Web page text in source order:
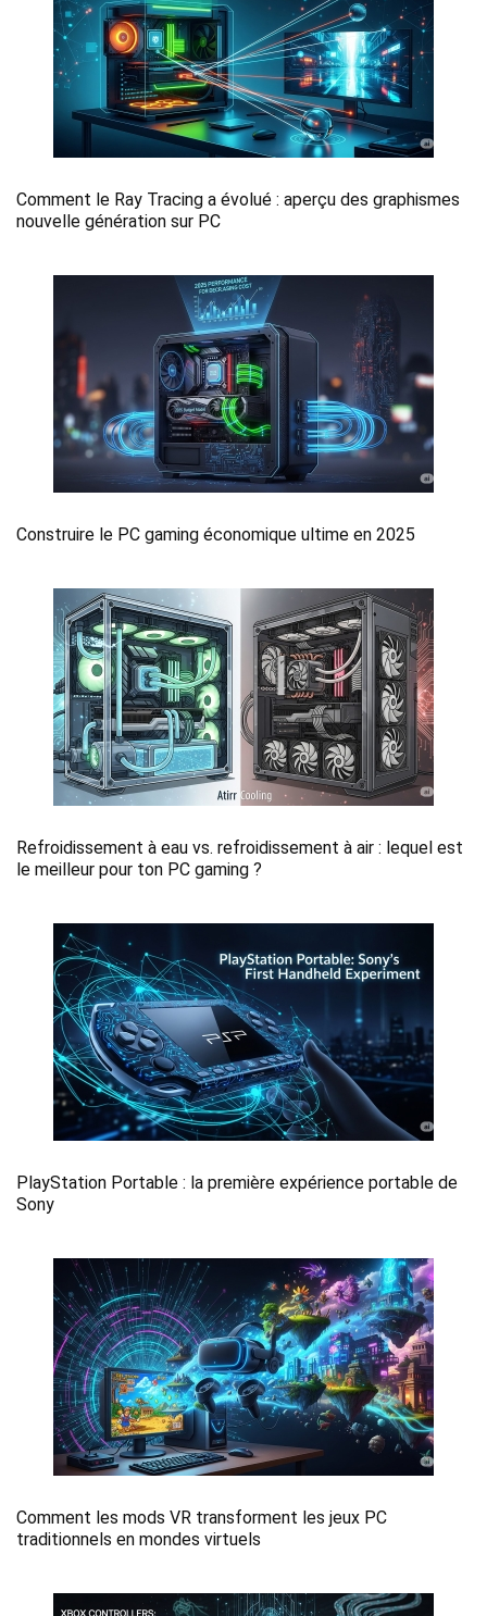
Comment le Ray Tracing a évolué : aperçu des graphismes
nouvelle génération sur PC
Construire le PC gaming économique ultime en 2025
Refroidissement à eau vs. refroidissement à air : lequel est
le meilleur pour ton PC gaming ?
PlayStation Portable : la première expérience portable de
Sony
Comment les mods VR transforment les jeux PC
traditionnels en mondes virtuels